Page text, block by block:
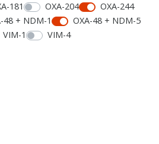
181 OXA-204
OXA-244
48 + NDM-1
OXA-48 + NDM-5
VIM-1
VIM-4